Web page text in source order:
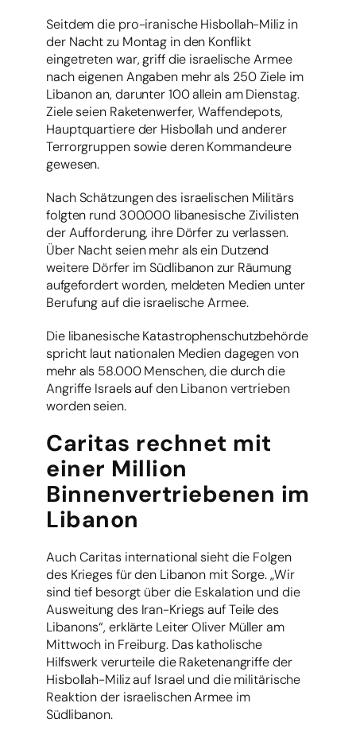
Seitdem die pro-iranische Hisbollah-Miliz in
der Nacht zu Montag in den Konflikt
eingetreten war, griff die israelische Armee
nach eigenen Angaben mehr als 250 Ziele im
Libanon an, darunter 100 allein am Dienstag.
Ziele seien Raketenwerfer, Waffendepots,
Hauptquartiere der Hisbollah und anderer
Terrorgruppen sowie deren Kommandeure
gewesen.
Nach Schätzungen des israelischen Militärs
folgten rund 300.000 libanesische Zivilisten
der Aufforderung, ihre Dörfer zu verlassen.
Über Nacht seien mehr als ein Dutzend
weitere Dörfer im Südlibanon zur Räumung
aufgefordert worden, meldeten Medien unter
Berufung auf die israelische Armee.
Die libanesische Katastrophenschutzbehörde
spricht laut nationalen Medien dagegen von
mehr als 58.000 Menschen, die durch die
Angriffe Israels auf den Libanon vertrieben
worden seien.
Caritas rechnet mit
einer Million
Binnenvertriebenen im
Libanon
Auch Caritas international sieht die Folgen
des Krieges für den Libanon mit Sorge. „Wir
sind tief besorgt über die Eskalation und die
Ausweitung des Iran-Kriegs auf Teile des
Libanons“, erklärte Leiter Oliver Müller am
Mittwoch in Freiburg. Das katholische
Hilfswerk verurteile die Raketenangriffe der
Hisbollah-Miliz auf Israel und die militärische
Reaktion der israelischen Armee im
Südlibanon.